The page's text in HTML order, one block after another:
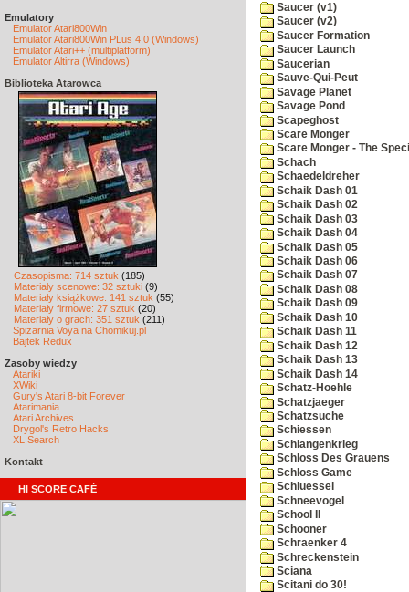
Emulatory
Emulator Atari800Win
Emulator Atari800Win PLus 4.0 (Windows)
Emulator Atari++ (multiplatform)
Emulator Altirra (Windows)
Biblioteka Atarowca
Czasopisma: 714 sztuk (185)
Materiały scenowe: 32 sztuki (9)
Materiały książkowe: 141 sztuk (55)
Materiały firmowe: 27 sztuk (20)
Materiały o grach: 351 sztuk (211)
Spiżarnia Voya na Chomikuj.pl
Bajtek Redux
Zasoby wiedzy
Atariki
XWiki
Gury's Atari 8-bit Forever
Atarimania
Atari Archives
Drygol's Retro Hacks
XL Search
Kontakt
HI SCORE CAFÉ
Saucer (v1)
Saucer (v2)
Saucer Formation
Saucer Launch
Saucerian
Sauve-Qui-Peut
Savage Planet
Savage Pond
Scapeghost
Scare Monger
Scare Monger - The
Schach
Schaedeldreher
Schaik Dash 01
Schaik Dash 02
Schaik Dash 03
Schaik Dash 04
Schaik Dash 05
Schaik Dash 06
Schaik Dash 07
Schaik Dash 08
Schaik Dash 09
Schaik Dash 10
Schaik Dash 11
Schaik Dash 12
Schaik Dash 13
Schaik Dash 14
Schatz-Hoehle
Schatzjaeger
Schatzsuche
Schiessen
Schlangenkrieg
Schloss Des Grauens
Schloss Game
Schluessel
Schneevogel
School II
Schooner
Schraenker 4
Schreckenstein
Sciana
Scitani do 30!